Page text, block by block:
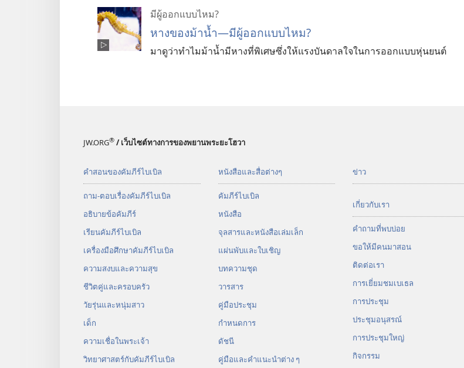
มีผู้ออกแบบไหม?
หางของม้าน้ำ—มีผู้ออกแบบไหม?
มาดูว่าทำไมม้าน้ำมีหางที่พิเศษซึ่งให้แรงบันดาลใจในการออกแบบหุ่นยนต์
JW.ORG® / เว็บไซต์ทางการของพยานพระยะโฮวา
คำสอนของคัมภีร์ไบเบิล
ถาม-ตอบเรื่องคัมภีร์ไบเบิล
อธิบายข้อคัมภีร์
เรียนคัมภีร์ไบเบิล
เครื่องมือศึกษาคัมภีร์ไบเบิล
ความสงบและความสุข
ชีวิตคู่และครอบครัว
วัยรุ่น​และ​หนุ่ม​สาว
เด็ก
ความเชื่อในพระเจ้า
วิทยาศาสตร์กับคัมภีร์ไบเบิล
หนังสือและสื่อต่างๆ
คัมภีร์​ไบเบิล
หนังสือ
จุลสาร​และ​หนังสือ​เล่ม​เล็ก
แผ่น​พับ​และ​ใบ​เชิญ
บทความ​ชุด
วารสาร
คู่มือ​ประชุม
กำหนด​การ
ดัชนี
คู่มือ​และ​คำ​แนะ​นำ​ต่าง​ ๆ
ข่าว
เกี่ยว​กับ​เรา
คำถามที่พบบ่อย
ขอ​ให้​มี​คน​มา​สอน
ติด​ต่อ​เรา
การ​เยี่ยม​ชม​เบเธล
การประชุม
ประชุมอนุสรณ์
การประชุมใหญ่
กิจกรรม